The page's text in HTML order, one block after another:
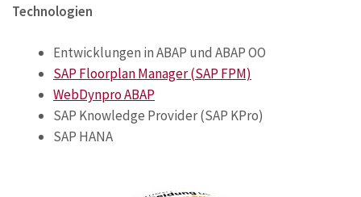
Technologien
Entwicklungen in ABAP und ABAP OO
SAP Floorplan Manager (SAP FPM)
WebDynpro ABAP
SAP Knowledge Provider (SAP KPro)
SAP HANA